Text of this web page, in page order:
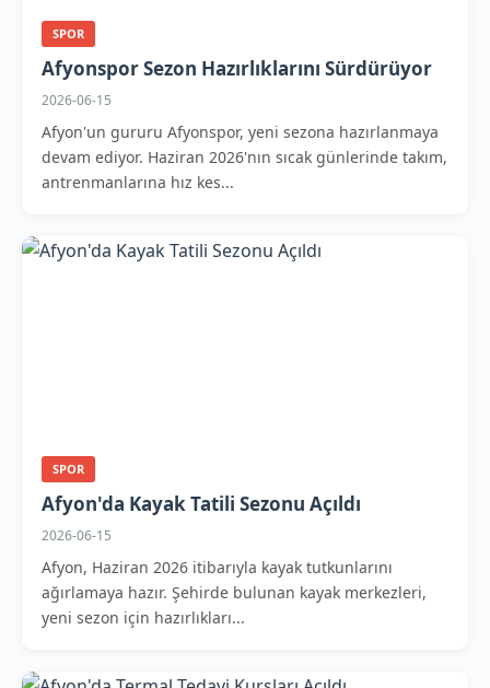
SPOR
Afyonspor Sezon Hazırlıklarını Sürdürüyor
2026-06-15
Afyon'un gururu Afyonspor, yeni sezona hazırlanmaya
devam ediyor. Haziran 2026'nın sıcak günlerinde takım,
antrenmanlarına hız kes...
SPOR
Afyon'da Kayak Tatili Sezonu Açıldı
2026-06-15
Afyon, Haziran 2026 itibarıyla kayak tutkunlarını
ağırlamaya hazır. Şehirde bulunan kayak merkezleri,
yeni sezon için hazırlıkları...